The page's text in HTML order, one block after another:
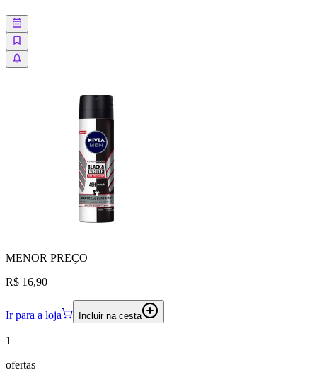
MENOR PREÇO
R$ 16,90
Ir para a loja Incluir na cesta
1
ofertas